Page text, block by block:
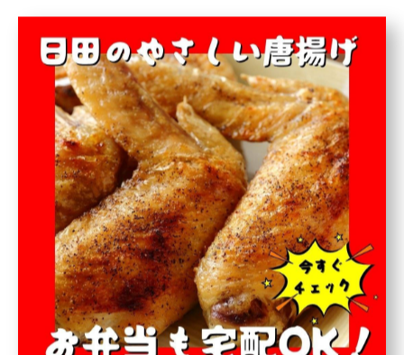
カテゴリー Categories
全てのカテゴリー
お弁当
オードブル
テイクアウト
宅配
専門店
最近の投稿
Recent